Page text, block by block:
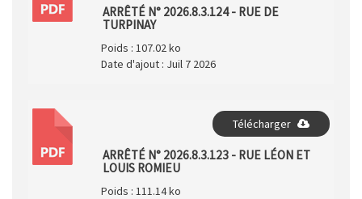
PDF
ARRÊTÉ N° 2026.8.3.124 - RUE DE
TURPINAY
Poids : 107.02 ko
Date d'ajout : Juil 7 2026
PDF
Télécharger
ARRÊTÉ N° 2026.8.3.123 - RUE LÉON ET
LOUIS ROMIEU
Poids : 111.14 ko